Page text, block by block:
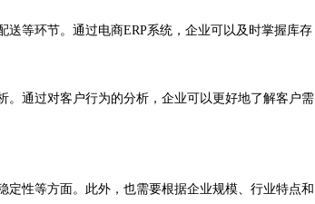
等环节。通过电商ERP系统，企业可以及时掌握库存
。通过对客户行为的分析，企业可以更好地了解客户需
性等方面。此外，也需要根据企业规模、行业特点和